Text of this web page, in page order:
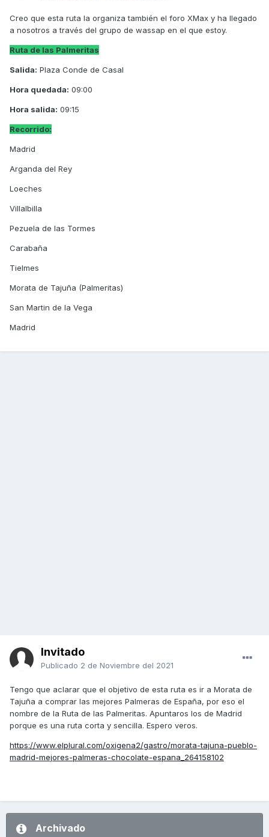
Creo que esta ruta la organiza también el foro XMax y ha llegado
a nosotros a través del grupo de wassap en el que estoy.
Ruta de las Palmeritas
Salida: Plaza Conde de Casal
Hora quedada: 09:00
Hora salida: 09:15
Recorrido:
Madrid
Arganda del Rey
Loeches
Villalbilla
Pezuela de las Tormes
Carabaña
Tielmes
Morata de Tajuña (Palmeritas)
San Martin de la Vega
Madrid
Invitado
Publicado 2 de Noviembre del 2021
Tengo que aclarar que el objetivo de esta ruta es ir a Morata de
Tajuña a comprar las mejores Palmeras de España, por eso el
nombre de la Ruta de las Palmeritas. Apuntaros los de Madrid
porque es una ruta corta y sencilla. Espero veros.
https://www.elplural.com/oxigena2/gastro/morata-tajuna-pueblo-
madrid-mejores-palmeras-chocolate-espana_264158102
Archivado